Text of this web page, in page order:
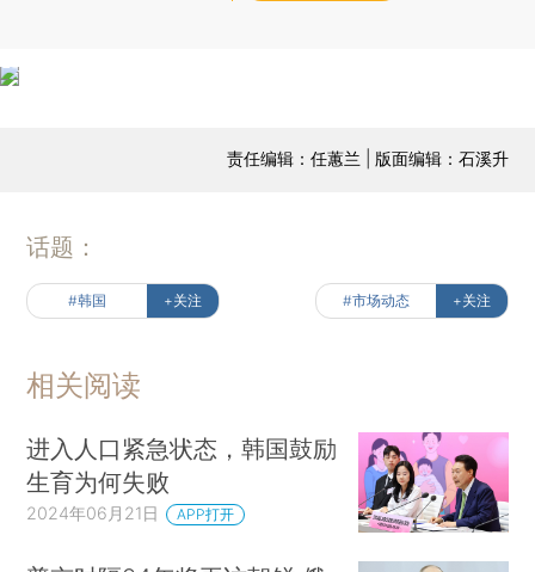
责任编辑：任蕙兰 | 版面编辑：石溪升
话题：
#韩国 +关注 #市场动态 +关注
相关阅读
进入人口紧急状态，韩国鼓励
生育为何失败
2024年06月21日 APP打开